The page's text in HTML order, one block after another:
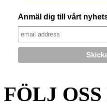
Anmäl dig till vårt
FÖLJ